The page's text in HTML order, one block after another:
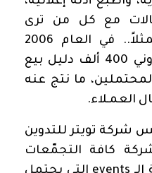
مع كل من ترى
..
في العام 2006
الإلكتروني 400 ألف دليل بيع
ما نتج عنه
العمـلاء.
مع تأسيس شركة تويتر للتدوين
كافة التجمّعات